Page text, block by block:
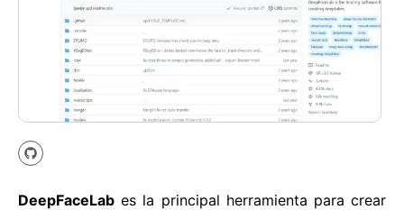
DeepFaceLab es la principal herramienta para crear